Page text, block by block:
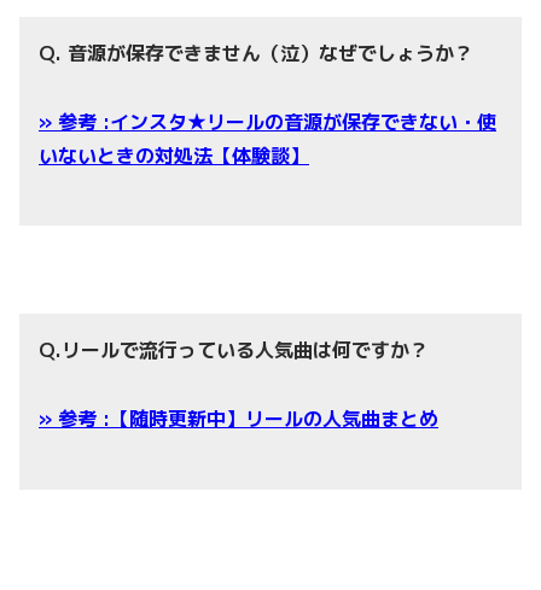
Q. 音源が保存できません（泣）なぜでしょうか？
» 参考 :インスタ★リールの音源が保存できない・使
いないときの対処法【体験談】
Q.リールで流行っている人気曲は何ですか？
» 参考 :【随時更新中】リールの人気曲まとめ